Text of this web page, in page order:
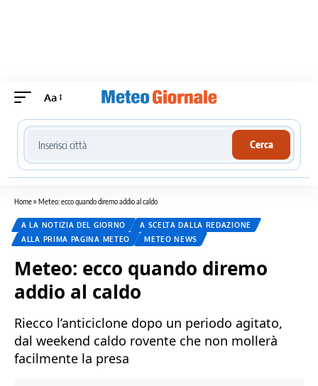
Aa
Cerca località meteo
Cerca
Home» Meteo: ecco quando diremo addio al caldo
A LA NOTIZIA DEL GIORNO
A SCELTA DALLA REDAZIONE
ALLA PRIMA PAGINA METEO
METEO NEWS
Meteo: ecco quando diremo
addio al caldo
Riecco l’anticiclone dopo un periodo agitato,
dal weekend caldo rovente che non mollerà
facilmente la presa